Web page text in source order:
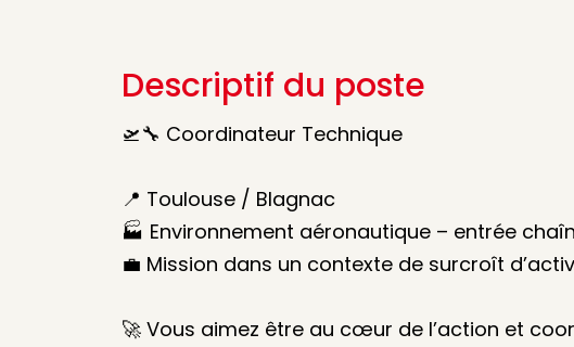
Descriptif du poste
🛫🔧 Coordinateur Technique
📍 Toulouse / Blagnac
🏭 Environnement aéronautique – entrée
💼 Mission dans un contexte de surcroît
🚀 Vous aimez être au cœur de l’action et